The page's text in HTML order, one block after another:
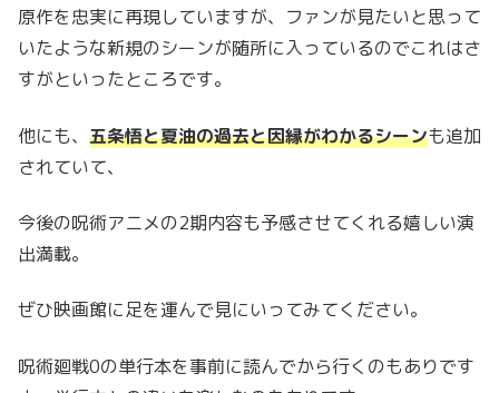
原作を忠実に再現していますが、ファンが見たいと思って
いたような新規のシーンが随所に入っているのでこれはさ
すがといったところです。
他にも、 五条悟と夏油の過去と因縁がわかるシーンも追加
されていて、
今後の呪術アニメの2期内容も予感させてくれる嬉しい演
出満載。
ぜひ映画館に足を運んで見にいってみてください。
呪術廻戦0の単行本を事前に読んでから行くのもありです